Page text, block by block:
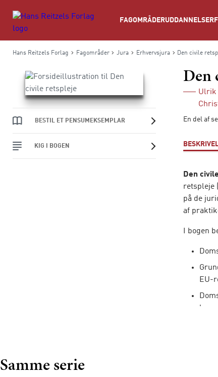
FAGOMRÅDERUDDANNELSER
Hans Reitzels Forlag Fagområder Jura Erhvervsjura Den civile
BESTIL ET PENSUMEKSEMPLAR
KIG I BOGEN
Den
Ulrik
En del af
Den
retspleje
på de
af
I bogen
EU-
Samme serie